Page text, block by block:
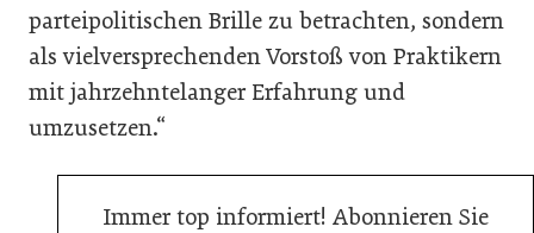
parteipolitischen Brille zu betrachten, sondern
als vielversprechenden Vorstoß von Praktikern
mit jahrzehntelanger Erfahrung und
umzusetzen.“
Immer top informiert! Abonnieren Sie